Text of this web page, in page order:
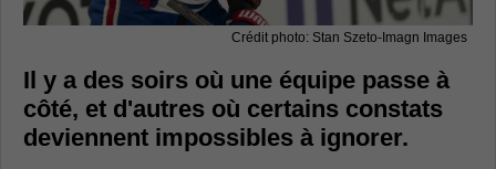
Crédit photo: Stan Szeto-Imagn Images
Il y a des soirs où une équipe passe à
côté, et d'autres où certains constats
deviennent impossibles à ignorer.